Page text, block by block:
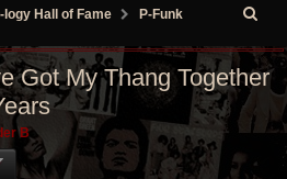
logy Hall of Fame P-Funk
e
c
Got My Thang Together
B